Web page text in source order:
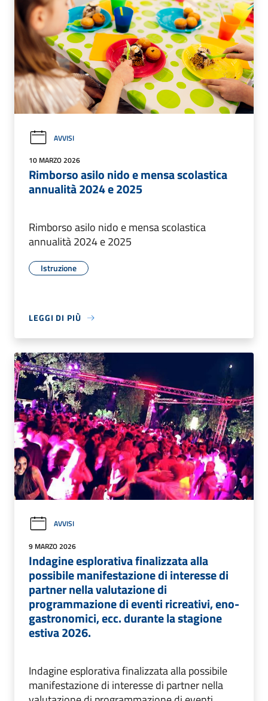
AVVISI
10 MARZO 2026
Rimborso asilo nido e mensa scolastica
annualità 2024 e 2025
Rimborso asilo nido e mensa scolastica
annualità 2024 e 2025
Istruzione
LEGGI DI PIÙ
AVVISI
9 MARZO 2026
Indagine esplorativa finalizzata alla
possibile manifestazione di interesse di
partner nella valutazione di
programmazione di eventi ricreativi, eno-
gastronomici, ecc. durante la stagione
estiva 2026.
Indagine esplorativa finalizzata alla possibile
manifestazione di interesse di partner nella